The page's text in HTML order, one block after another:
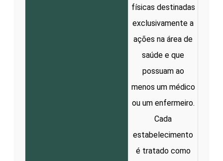
físicas destinadas
exclusivamente a
ações na área de
saúde e que
possuam ao
menos um médico
ou um enfermeiro.
Cada
estabelecimento
é tratado como